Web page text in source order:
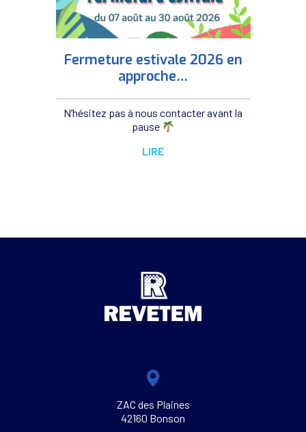
Fermeture estivale 2026 en
approche…
N’hésitez pas à nous contacter avant la
pause
LIRE
ZAC des Plaines
42160 Bonson